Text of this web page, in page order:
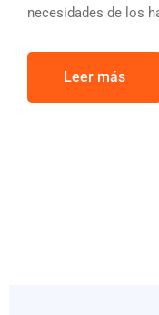
necesidades de los
Leer más